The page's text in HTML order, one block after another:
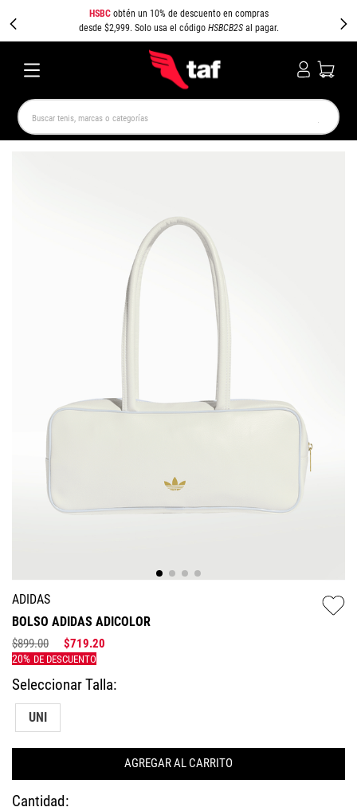
HSBCobtén un 10% de descuento en compras
desde $2,999. Solo usa el código HSBCB2Sal pagar.
Buscar tenis, marcas o categorías
ADIDAS
BOLSO ADIDAS ADICOLOR
$899.00 $719.20
UNI
AGREGAR AL CARRITO
Cantidad